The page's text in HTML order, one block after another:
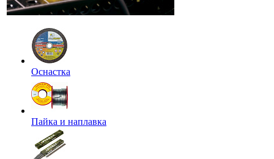
Оснастка
Пайка и наплавка